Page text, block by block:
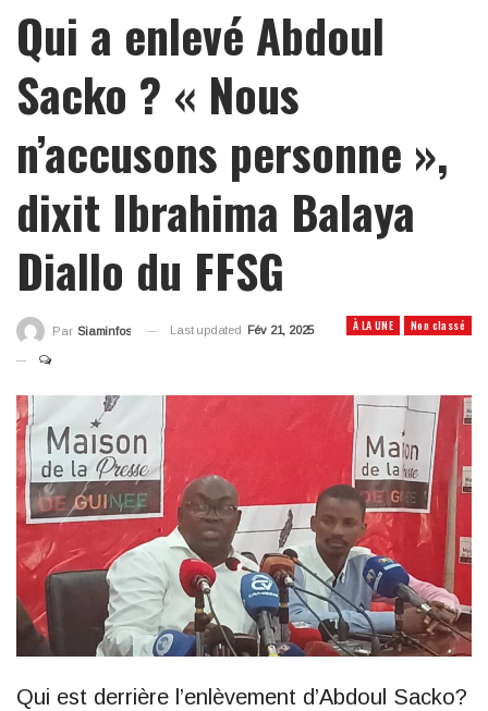
Qui a enlevé Abdoul
Sacko ? « Nous
n’accusons personne »,
dixit Ibrahima Balaya
Diallo du FFSG
À LA UNE Non classé
Par Siaminfos Last updated Fév 21, 2025
Qui est derrière l’enlèvement d’Abdoul Sacko?